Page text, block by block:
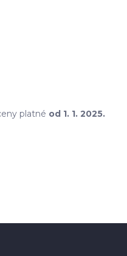
platné od 1. 1. 2025.